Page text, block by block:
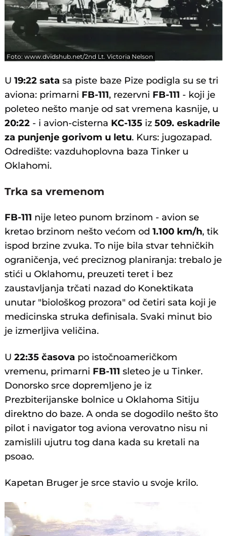
Foto: www.dvidshub.net/2nd Lt. Victoria Nelson
U19:22 sata sa piste baze Pize podigla su se tri
aviona: primarni FB-111, rezervni FB-111 - koji je
poleteo nešto manje od sat vremena kasnije, u
20:22 - i avion-cisterna KC-135 iz509. eskadrile
za punjenje gorivom u letu. Kurs: jugozapad.
Odredište: vazduhoplovna baza Tinker u
Oklahomi.
Trka sa vremenom
FB-111 nije leteo punom brzinom - avion se
kretao brzinom nešto većom od1.100 km/h, tik
ispod brzine zvuka. To nije bila stvar tehničkih
ograničenja, već preciznog planiranja: trebalo je
stići u Oklahomu, preuzeti teret i bez
zaustavljanja trčati nazad do Konektikata
unutar "biološkog prozora" od četiri sata koji je
medicinska struka definisala. Svaki minut bio
je izmerljiva veličina.
U22:35 časova po istočnoameričkom
vremenu, primarni FB-111 sleteo je u Tinker.
Donorsko srce dopremljeno je iz
Prezbiterijanske bolnice u Oklahoma Sitiju
direktno do baze. A onda se dogodilo nešto što
pilot i navigator tog aviona verovatno nisu ni
zamislili ujutru tog dana kada su kretali na
psoao.
Kapetan Bruger je srce stavio u svoje krilo.